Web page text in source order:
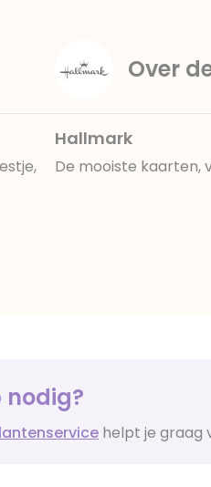
Over
Hallmark
De mooiste kaarten,
nodig?
helpt je graag